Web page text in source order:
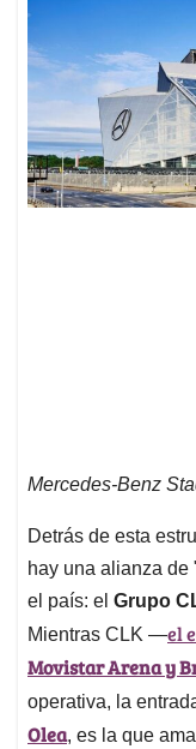
Mercedes-Benz
Detrás de esta
hay una alianza
el país: el Grupo
Mientras CLK —el
Movistar Arena y
operativa, la
Olea, es la que